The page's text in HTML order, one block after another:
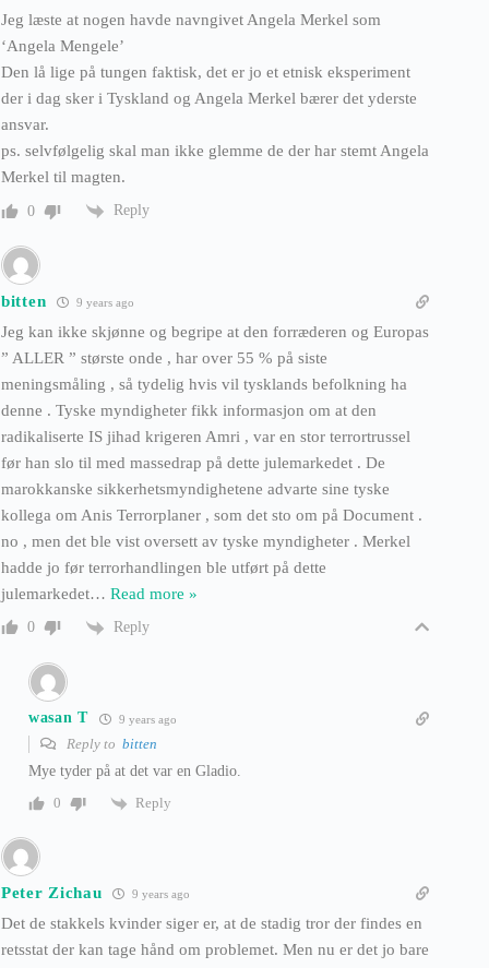
Jeg læste at nogen havde navngivet Angela Merkel som
‘Angela Mengele’
Den lå lige på tungen faktisk, det er jo et etnisk eksperiment
der i dag sker i Tyskland og Angela Merkel bærer det yderste
ansvar.
ps. selvfølgelig skal man ikke glemme de der har stemt Angela
Merkel til magten.
0 Reply
bitten 9 years ago
Jeg kan ikke skjønne og begripe at den forræderen og Europas
” ALLER ” største onde , har over 55 % på siste
meningsmåling , så tydelig hvis vil tysklands befolkning ha
denne . Tyske myndigheter fikk informasjon om at den
radikaliserte IS jihad krigeren Amri , var en stor terrortrussel
før han slo til med massedrap på dette julemarkedet . De
marokkanske sikkerhetsmyndighetene advarte sine tyske
kollega om Anis Terrorplaner , som det sto om på Document .
no , men det ble vist oversett av tyske myndigheter . Merkel
hadde jo før terrorhandlingen ble utført på dette
julemarkedet… Read more »
0 Reply
wasan T 9 years ago
Reply to bitten
Mye tyder på at det var en Gladio.
0
Reply
Peter Zichau 9 years ago
Det de stakkels kvinder siger er, at de stadig tror der findes en
retsstat der kan tage hånd om problemet. Men nu er det jo bare